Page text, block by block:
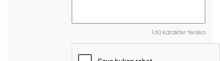
160 karakter tersisa